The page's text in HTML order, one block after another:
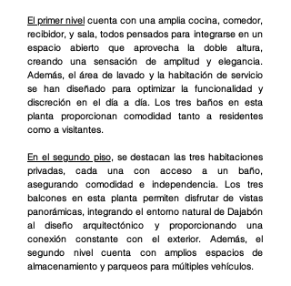
El primer nivel cuenta con una amplia cocina, comedor,
recibidor, y sala, todos pensados para integrarse en un
espacio abierto que aprovecha la doble altura,
creando una sensación de amplitud y elegancia.
Además, el área de lavado y la habitación de servicio
se han diseñado para optimizar la funcionalidad y
discreción en el día a día. Los tres baños en esta
planta proporcionan comodidad tanto a residentes
como a visitantes.
En el segundo piso, se destacan las tres habitaciones
privadas, cada una con acceso a un baño,
asegurando comodidad e independencia. Los tres
balcones en esta planta permiten disfrutar de vistas
panorámicas, integrando el entorno natural de Dajabón
al diseño arquitectónico y proporcionando una
conexión constante con el exterior. Además, el
segundo nivel cuenta con amplios espacios de
almacenamiento y parqueos para múltiples vehículos.